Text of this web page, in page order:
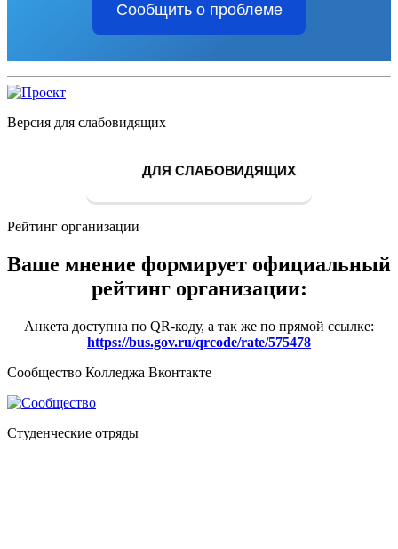
Сообщить о проблеме
Версия для слабовидящих
ДЛЯ СЛАБОВИДЯЩИХ
Рейтинг организации
Ваше мнение формирует официальный
рейтинг организации:
Анкета доступна по QR-коду, а так же по прямой ссылке:
https://bus.gov.ru/qrcode/rate/575478
Сообщество Колледжа Вконтакте
Студенческие отряды